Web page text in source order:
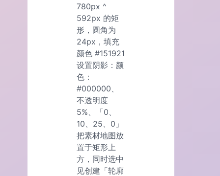
780px ^
592px 的矩
形，圆角为
24px，填充
颜色 #151921
设置阴影：颜
色：
#000000、
不透明度
5%、「0、
10、25、0」
把素材地图放
置于矩形上
方，同时选中
见创建「轮廓